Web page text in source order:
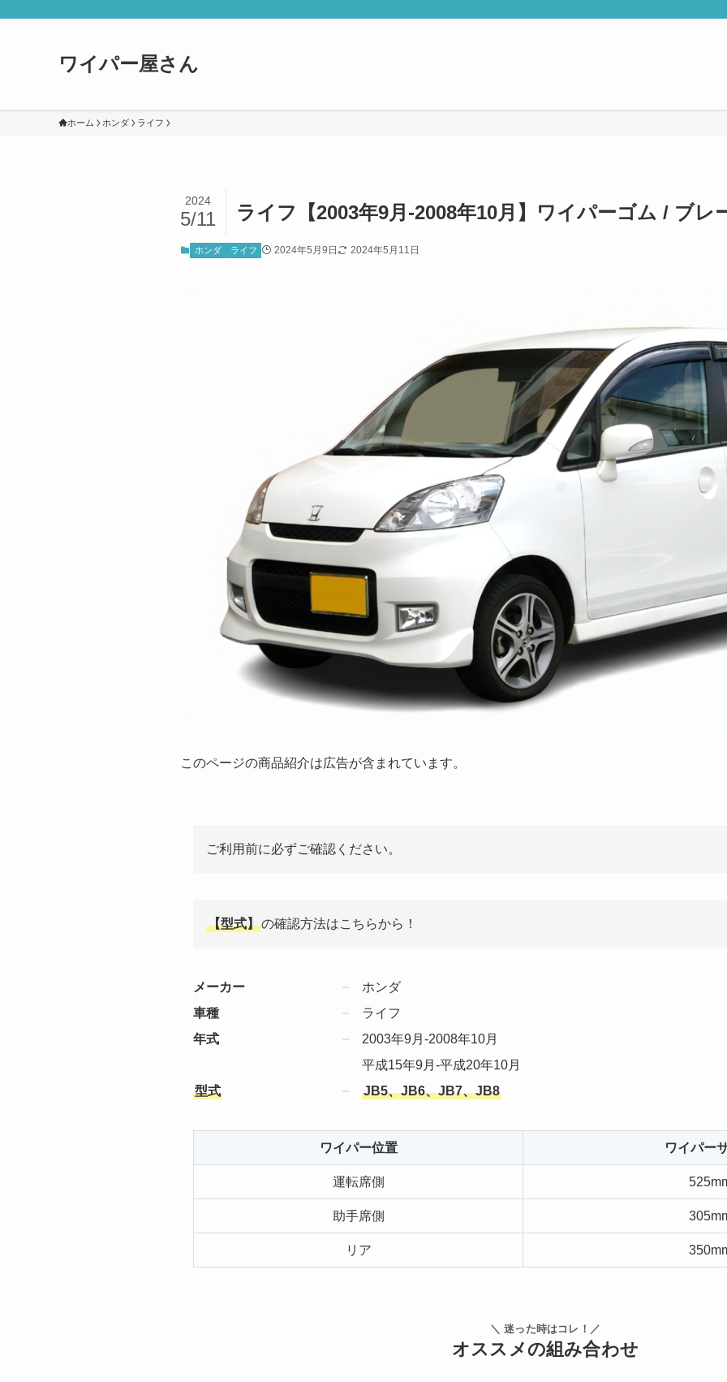
ワイパー屋さん
ホーム ホンダ ライフ
ライフ【2003年9月-2008年10月】ワイパーゴム / ブレ
2024
5/11
ホンダ ライフ 2024年5月9日 2024年5月11日
このページの商品紹介は広告が含まれています。
ご利用前に必ずご確認ください。
【型式】の確認方法はこちらから！
メーカー
ホンダ
車種
ライフ
年式
2003年9月-2008年10月
平成15年9月-平成20年10月
型式
JB5、JB6、JB7、JB8
ワイパー位置 ワイパー
運転席側
助手席側
リア
＼ 迷った時はコレ！／
オススメの組み合わせ